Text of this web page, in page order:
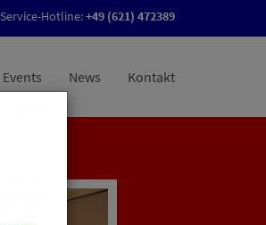
Service-Hotline:+49 (621) 472389
Events News Kontakt